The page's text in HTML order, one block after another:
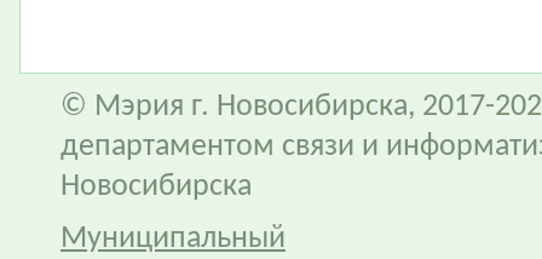
© Мэрия г. Новосибирска, 2017-
департаментом связи и
Новосибирска
Муниципальный